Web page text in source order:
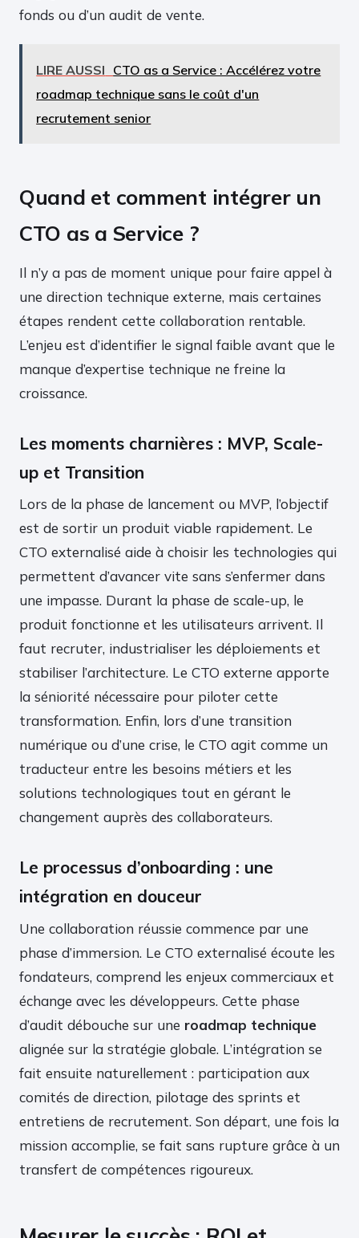
fonds ou d’un audit de vente.
LIRE AUSSI CTO as a Service : Accélérez votre
roadmap technique sans le coût d'un
recrutement senior
Quand et comment intégrer un
CTO as a Service ?
Il n’y a pas de moment unique pour faire appel à
une direction technique externe, mais certaines
étapes rendent cette collaboration rentable.
L’enjeu est d’identifier le signal faible avant que le
manque d’expertise technique ne freine la
croissance.
Les moments charnières : MVP, Scale-
up et Transition
Lors de la phase de lancement ou MVP, l’objectif
est de sortir un produit viable rapidement. Le
CTO externalisé aide à choisir les technologies qui
permettent d’avancer vite sans s’enfermer dans
une impasse. Durant la phase de scale-up, le
produit fonctionne et les utilisateurs arrivent. Il
faut recruter, industrialiser les déploiements et
stabiliser l’architecture. Le CTO externe apporte
la séniorité nécessaire pour piloter cette
transformation. Enfin, lors d’une transition
numérique ou d’une crise, le CTO agit comme un
traducteur entre les besoins métiers et les
solutions technologiques tout en gérant le
changement auprès des collaborateurs.
Le processus d’onboarding : une
intégration en douceur
Une collaboration réussie commence par une
phase d’immersion. Le CTO externalisé écoute les
fondateurs, comprend les enjeux commerciaux et
échange avec les développeurs. Cette phase
d’audit débouche sur une roadmap technique
alignée sur la stratégie globale. L’intégration se
fait ensuite naturellement : participation aux
comités de direction, pilotage des sprints et
entretiens de recrutement. Son départ, une fois la
mission accomplie, se fait sans rupture grâce à un
transfert de compétences rigoureux.